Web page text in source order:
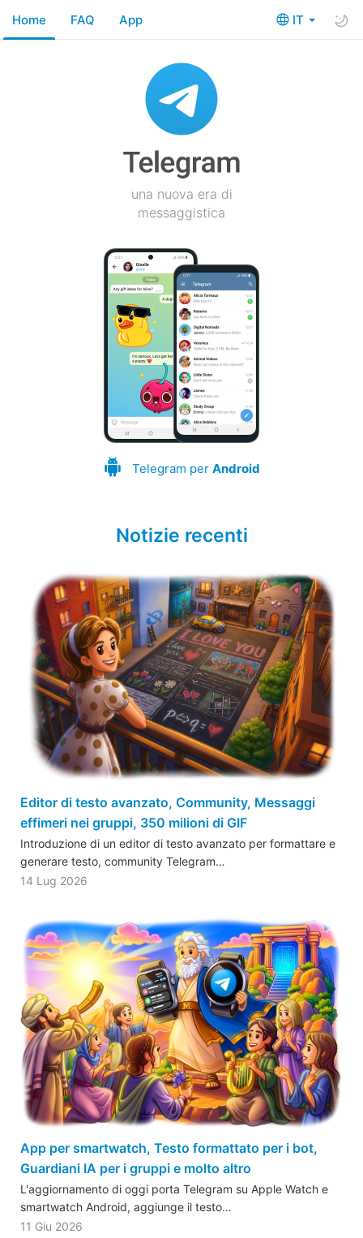
IT
Home FAQ App
una nuova era di
messaggistica
Telegram per Android
Notizie recenti
Editor di testo avanzato, Community, Messaggi
effimeri nei gruppi, 350 milioni di GIF
Introduzione di un editor di testo avanzato per formattare e
generare testo, community Telegram…
14 Lug 2026
App per smartwatch, Testo formattato per i bot,
Guardiani IA per i gruppi e molto altro
L'aggiornamento di oggi porta Telegram su Apple Watch e
smartwatch Android, aggiunge il testo…
11 Giu 2026